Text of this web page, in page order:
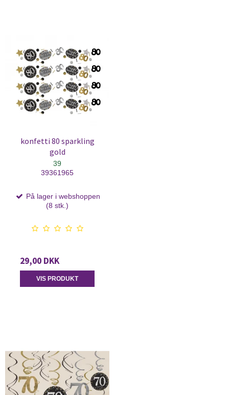
konfetti 80 sparkling
gold
39
39361965
På lager i webshoppen
(8 stk.)
29,00 DKK
VIS PRODUKT